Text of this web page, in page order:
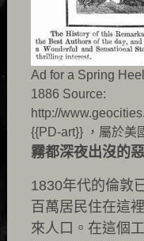
Ad for a Spring
1886 Source:
http://
{{PD-art}} ，屬於美
霧都深夜出沒的
1830年代的倫敦
百萬居民住在這
來人口。在這個